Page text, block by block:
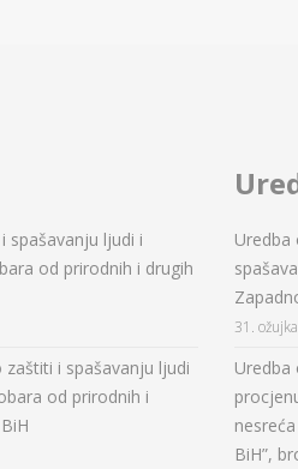
spašavanju ljudi i
od prirodnih i drugih
zaštiti i spašavanju ljudi
od prirodnih i
Uredba
31.
BiH”,